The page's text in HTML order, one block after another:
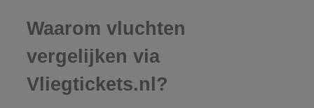
Waarom vluchten
vergelijken via
Vliegtickets.nl?